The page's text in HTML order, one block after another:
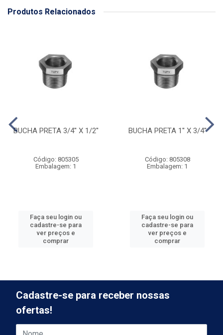
Produtos Relacionados
BUCHA PRETA 3/4'' X 1/2''
Código: 805305
Embalagem: 1
Faça seu login ou
cadastre-se para
ver preços e
comprar
BUCHA PRETA 1'' X 3/4''
Código: 805308
Embalagem: 1
Faça seu login ou
cadastre-se para
ver preços e
comprar
Cadastre-se para receber nossas
ofertas!